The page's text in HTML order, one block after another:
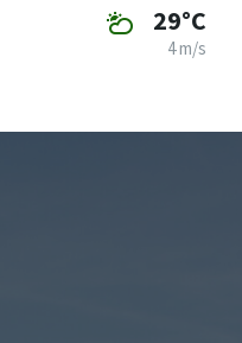
29°C
4 m/s